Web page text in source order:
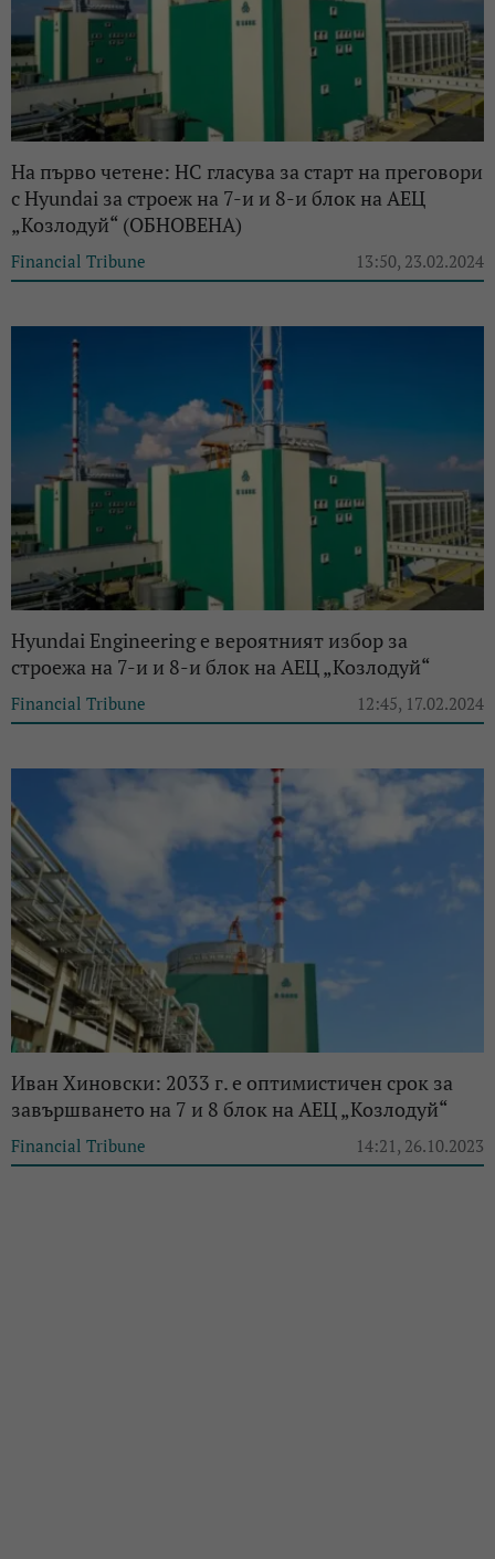
На първо четене: НС гласува за старт на преговори
с Hyundai за строеж на 7-и и 8-и блок на АЕЦ
„Козлодуй“ (ОБНОВЕНА)
Financial Tribune 13:50, 23.02.2024
Hyundai Engineering е вероятният избор за
строежа на 7-и и 8-и блок на АЕЦ „Козлодуй“
Financial Tribune 12:45, 17.02.2024
Иван Хиновски: 2033 г. е оптимистичен срок за
завършването на 7 и 8 блок на АЕЦ „Козлодуй“
Financial Tribune 14:21, 26.10.2023